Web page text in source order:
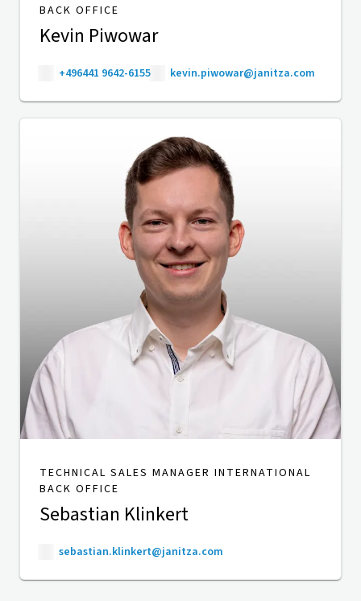
BACK OFFICE
Kevin Piwowar
+496441 9642-6155 kevin.piwowar@janitza.com
TECHNICAL SALES MANAGER INTERNATIONAL
BACK OFFICE
Sebastian Klinkert
sebastian.klinkert@janitza.com